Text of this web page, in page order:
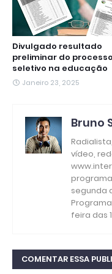
Divulgado resultado
preliminar do processo
seletivo na educação
Janeiro 23, 2025
Bruno
vídeo,
segunda
feira das
COMENTAR ESSA